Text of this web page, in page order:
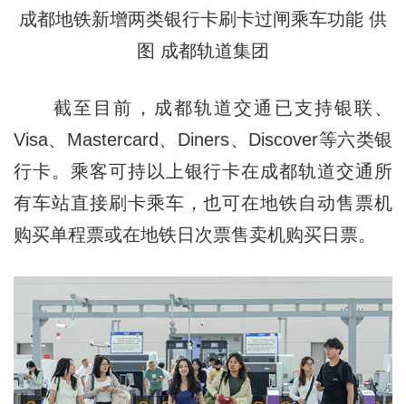
成都地铁新增两类银行卡刷卡过闸乘车功能 供
图 成都轨道集团
截至目前，成都轨道交通已支持银联、
Visa、Mastercard、Diners、Discover等六类银
行卡。乘客可持以上银行卡在成都轨道交通所
有车站直接刷卡乘车，也可在地铁自动售票机
购买单程票或在地铁日次票售卖机购买日票。